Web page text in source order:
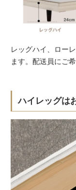
レッグハイ、ロー
ます。配送員にご
ハイレッグは